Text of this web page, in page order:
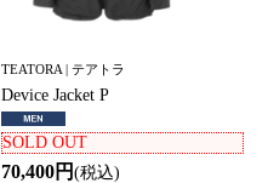
TEATORA | テアトラ
Device Jacket P
SOLD OUT
70,400円(税込)